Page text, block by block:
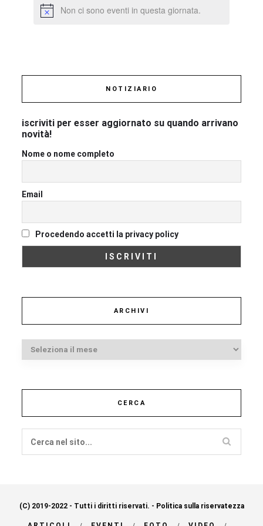
Non ci sono eventi in questa giornata.
NOTIZIARIO
iscriviti per esser aggiornato su quando arrivano
novità!
Nome o nome completo
Email
Procedendo accetti la privacy policy
ARCHIVI
Archivi
CERCA
(C) 2019-2022 - Tutti i diritti riservati. - Politica sulla riservatezza